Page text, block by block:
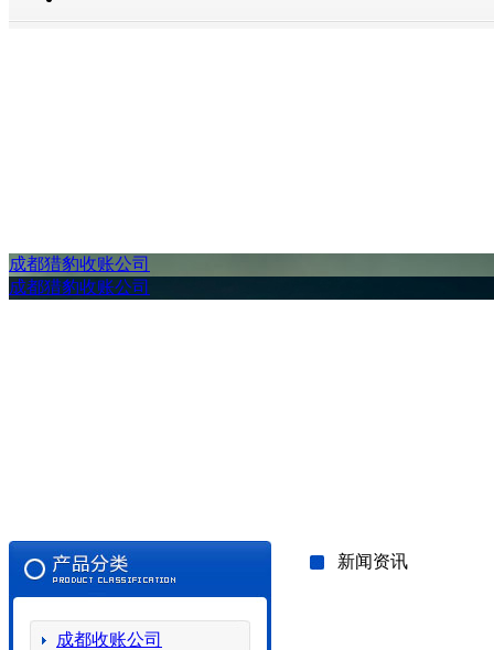
成都猎豹收账公司
成都猎豹收账公司
成都收账公司
新闻资讯